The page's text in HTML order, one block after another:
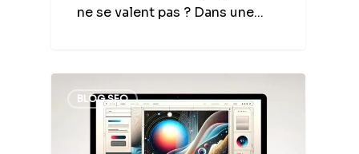
ne se valent pas ? Dans une...
BLOG SEO